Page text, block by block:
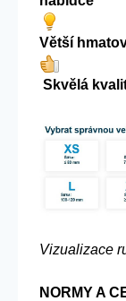
Větší
Skvělá
Vizualizace
NORMY A